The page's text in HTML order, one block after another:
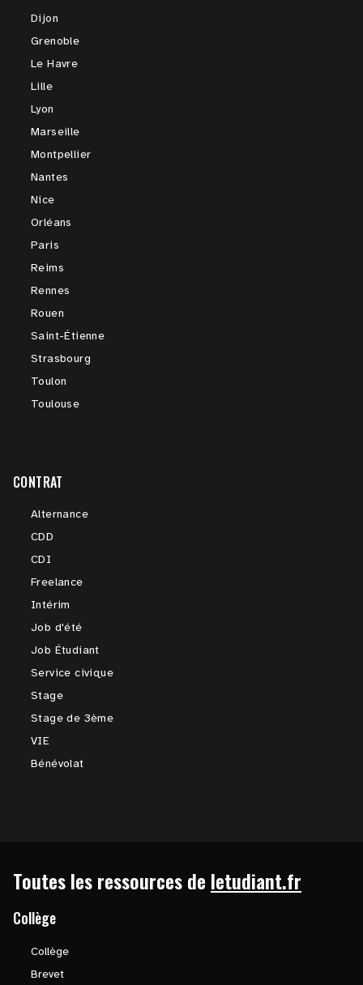
Dijon
Grenoble
Le Havre
Lille
Lyon
Marseille
Montpellier
Nantes
Nice
Orléans
Paris
Reims
Rennes
Rouen
Saint-Étienne
Strasbourg
Toulon
Toulouse
CONTRAT
Alternance
CDD
CDI
Freelance
Intérim
Job d'été
Job Étudiant
Service civique
Stage
Stage de 3ème
VIE
Bénévolat
Toutes les ressources de letudiant.fr
Collège
Collège
Brevet